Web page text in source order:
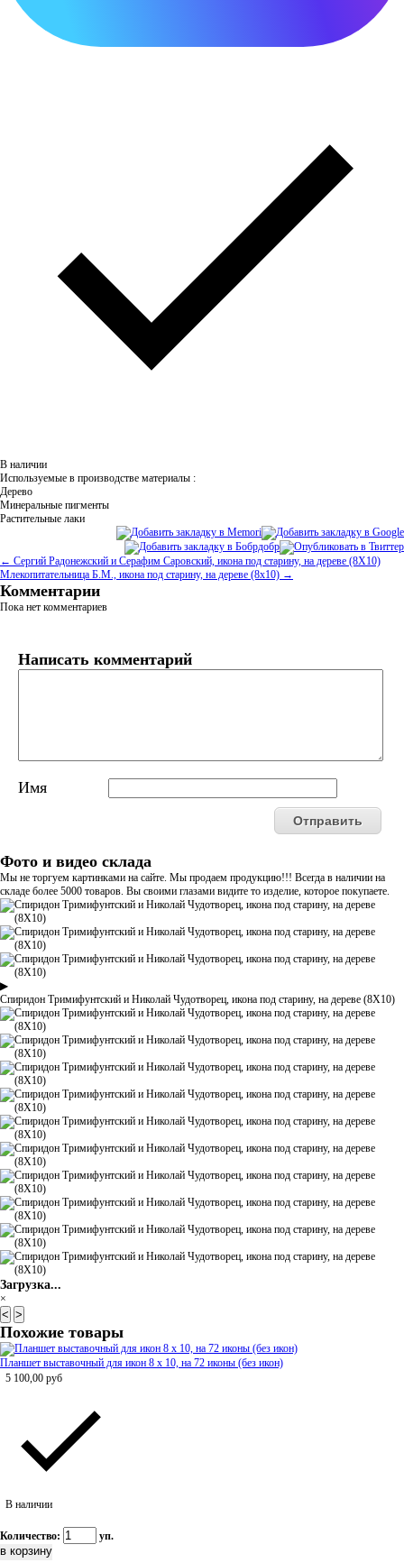
В наличии
Используемые в производстве материалы :
Дерево
Минеральные пигменты
Растительные лаки
← Сергий Радонежский и Серафим Саровский, икона под старину, на дереве (8Х10)
Млекопитательница Б.М., икона под старину, на дереве (8x10) →
Комментарии
Пока нет комментариев
Написать комментарий
Имя
Фото и видео склада
Мы не торгуем картинками на сайте. Мы продаем продукцию!!! Всегда в наличии на
складе более 5000 товаров. Вы своими глазами видите то изделие, которое покупаете.
▶
Спиридон Тримифунтский и Николай Чудотворец, икона под старину, на дереве (8Х10)
Загрузка...
×
< >
Похожие товары
Планшет выставочный для икон 8 х 10, на 72 иконы (без икон)
5 100,00 руб
В наличии
Количество: уп.